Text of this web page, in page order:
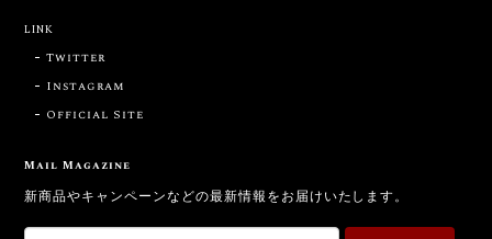
LINK
Twitter
Instagram
Official Site
Mail Magazine
新商品やキャンペーンなどの最新情報をお届けいたします。